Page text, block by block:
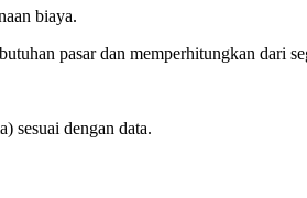
biaya.
pasar dan memperhitungkan dari
sesuai dengan data.